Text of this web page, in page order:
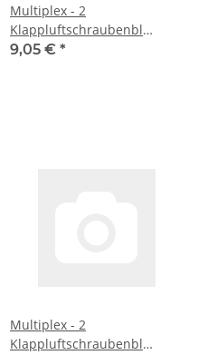
Multiplex - 2
Klappluftschraubenbl
(733192)
9,05 € *
Multiplex - 2
Klappluftschraubenbl